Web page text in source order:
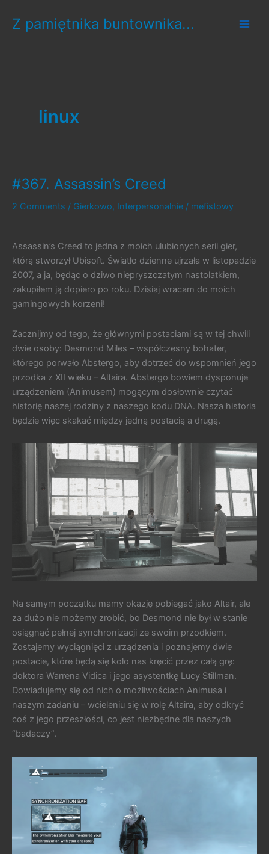
content
Z pamiętnika buntownika...
linux
#367. Assassin’s Creed
2 Comments / Gierkowo, Interpersonalnie / mefistowy
Assassin’s Creed to jedna z moich ulubionych serii gier,
którą stworzył Ubisoft. Światło dzienne ujrzała w listopadzie
2007, a ja, będąc o dziwo niepryszczatym nastolatkiem,
zakupiłem ją dopiero po roku. Dzisiaj wracam do moich
gamingowych korzeni!
Zacznijmy od tego, że głównymi postaciami są w tej chwili
dwie osoby: Desmond Miles – współczesny bohater,
którego porwało Abstergo, aby dotrzeć do wspomnień jego
przodka z XII wieku – Altaira. Abstergo bowiem dysponuje
urządzeniem (Animusem) mogącym dosłownie czytać
historię naszej rodziny z naszego kodu DNA. Nasza historia
będzie więc skakać między jedną postacią a drugą.
Na samym początku mamy okazję pobiegać jako Altair, ale
za dużo nie możemy zrobić, bo Desmond nie był w stanie
osiągnąć pełnej synchronizacji ze swoim przodkiem.
Zostajemy wyciągnięci z urządzenia i poznajemy dwie
postacie, które będą się koło nas kręcić przez całą grę:
doktora Warrena Vidica i jego asystentkę Lucy Stillman.
Dowiadujemy się od nich o możliwościach Animusa i
naszym zadaniu – wcieleniu się w rolę Altaira, aby odkryć
coś z jego przeszłości, co jest niezbędne dla naszych
“badaczy”.